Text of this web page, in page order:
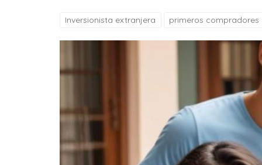
Inversionista extranjera primeros compradores